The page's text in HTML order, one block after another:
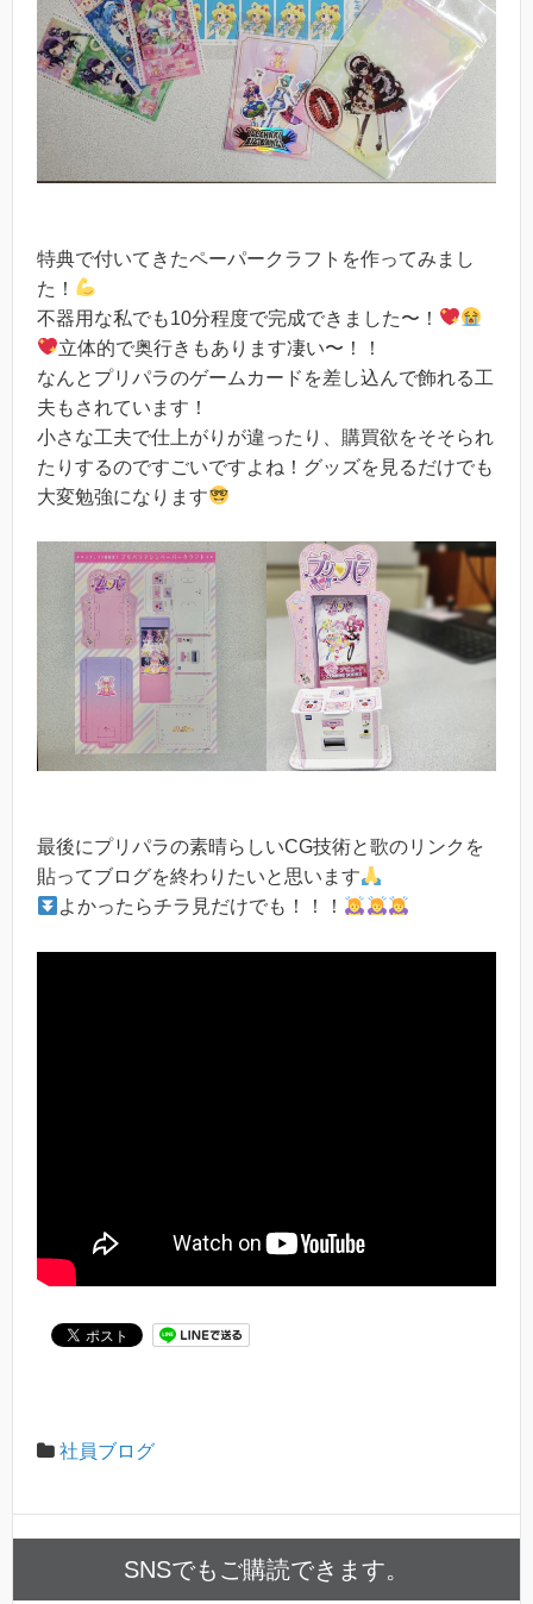
特典で付いてきたペーパークラフトを作ってみまし
た！
不器用な私でも10分程度で完成できました〜！
立体的で奥行きもあります凄い〜！！
なんとプリパラのゲームカードを差し込んで飾れる工
夫もされています！
小さな工夫で仕上がりが違ったり、購買欲をそそられ
たりするのですごいですよね！グッズを見るだけでも
大変勉強になります
最後にプリパラの素晴らしいCG技術と歌のリンクを
貼ってブログを終わりたいと思います
よかったらチラ見だけでも！！！
社員ブログ
SNSでもご購読できます。